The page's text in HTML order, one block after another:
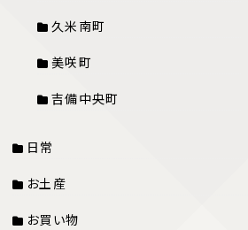
久米南町
美咲町
吉備中央町
日常
お土産
お買い物